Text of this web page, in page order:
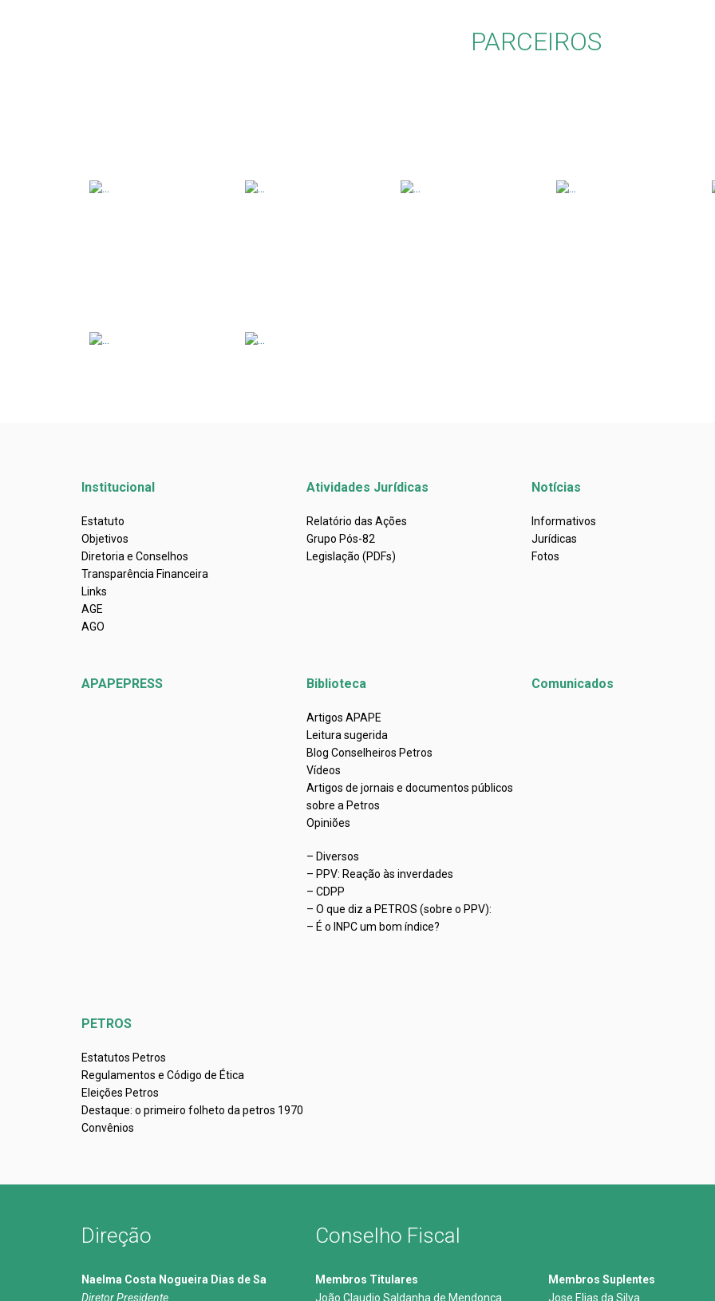
PARCEIROS
Institucional
Estatuto
Objetivos
Diretoria e Conselhos
Transparência Financeira
Links
AGE
AGO
Atividades Jurídicas
Relatório das Ações
Grupo Pós-82
Legislação (PDFs)
Notícias
Informativos
Jurídicas
Fotos
APAPEPRESS Biblioteca
Artigos APAPE
Leitura sugerida
Blog Conselheiros Petros
Vídeos
Artigos de jornais e documentos públicos
sobre a Petros
Opiniões
– Diversos
– PPV: Reação às inverdades
– CDPP
– O que diz a PETROS (sobre o PPV):
– É o INPC um bom índice?
Comunicados
PETROS
Estatutos Petros
Regulamentos e Código de Ética
Eleições Petros
Destaque: o primeiro folheto da petros 1970
Convênios
Direção
Naelma Costa Nogueira Dias de Sa
Diretor Presidente
Conselho Fiscal
Membros Titulares
João Claudio Saldanha de Mendonça
Membros Suplentes
Jose Elias da Silva